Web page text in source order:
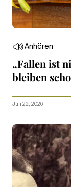
Anhören
„Fallen ist
bleiben
Juli 22, 2026